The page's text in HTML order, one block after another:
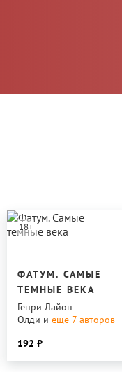
18+
ФАТУМ. САМЫЕ
ТЕМНЫЕ ВЕКА
Генри Лайон
Олди и ещё 7 авторов
192